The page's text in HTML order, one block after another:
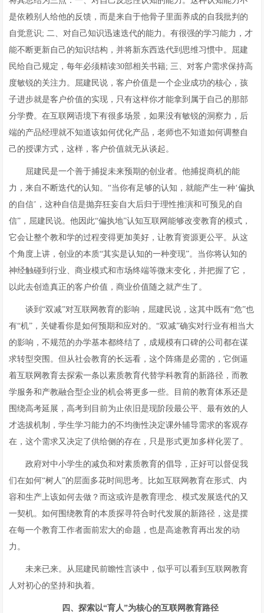
是依赖别人给他的反馈，而是来自于他骨子里面养成的自我批判的
自觉意识; 二、对自己知识迅速迭代的能力。有很强的学习能力，才
能不断更新自己的知识结构，并将新东西迭代到思维习惯中。屈建
民给自己规定，每年必须精读30部相关书籍; 三、对客户需求保持高
度敏锐的关注力。屈建民说，客户价值是一个企业成功的核心，孩
子进步就是客户价值的实现，只有这样你才能拿到属于自己的那部
分学费。在互联网语境下有很多场景，如果没有敏锐的洞察力，后
端的产品经理就不知道该如何优化产品，老师也不知道如何调整自
己的授课方式，这样，客户价值就无从谈起。
屈建民是一个善于捕捉未来预期的创业者。他捕捉商机的能
力，来自不断迭代的认知。“当你有足够的认知，就能产生一种‘偏执
的自信’，这种自信是抛弃狂妄自大后归于理性推演和可预见的自
信”，屈建民说。他因此“偏执地”认知互联网能够改变教育的模式，
它会让整个教和学的过程变得更加美好，让教育资源更公平。从这
个角度上讲，创业的本质“其实是认知的一种变现”。当你将认知的
神经触碰到行业、商业模式和市场终端等微末变化，并把握了它，
以此去创造真正的客户价值，商业价值随之就产生了。
谈到“双减”对互联网教育的影响，屈建民说，这其中既有“危”也
有“机”，关键看你是如何预期和应对的。“双减”确实对行业有相当大
的影响，不规范的办学基本都终结了，成规模有口碑的公司都在谋
求转型突围。但从社会教育的长远看，这个阵痛是必需的，它倒逼
着互联网教育去探索一条以素质教育代替学科教育的新路径，而教
学服务和产教融合型企业的机会将更多一些。目前的教育体系还是
围绕高考延展，高考到目前为止依旧是现阶段最公平、最有效的人
才选拔机制，学生学习能力的不均衡性决定课外辅导需求的客观存
在，这个需求又决定了供给侧的存在，只是形式更加多样化罢了。
政府对中小学生的减负和对素质教育的倡导，正好可以督促我
们在如何“树人”的层面多花时间思考。比如互联网教育在形式、内
容和生产上该如何去做？而这或许是教育理念、模式发展迭代的又
一契机。如何围绕教育的本质探寻符合时代发展的新路径，这是摆
在每一个教育工作者面前宏大的命题，也是高途教育再出发的动
力。
未来已来。从屈建民前瞻性言谈中，似乎可以看到互联网教育
人对初心的坚持和执着。
四、探索以“育人”为核心的互联网教育路径